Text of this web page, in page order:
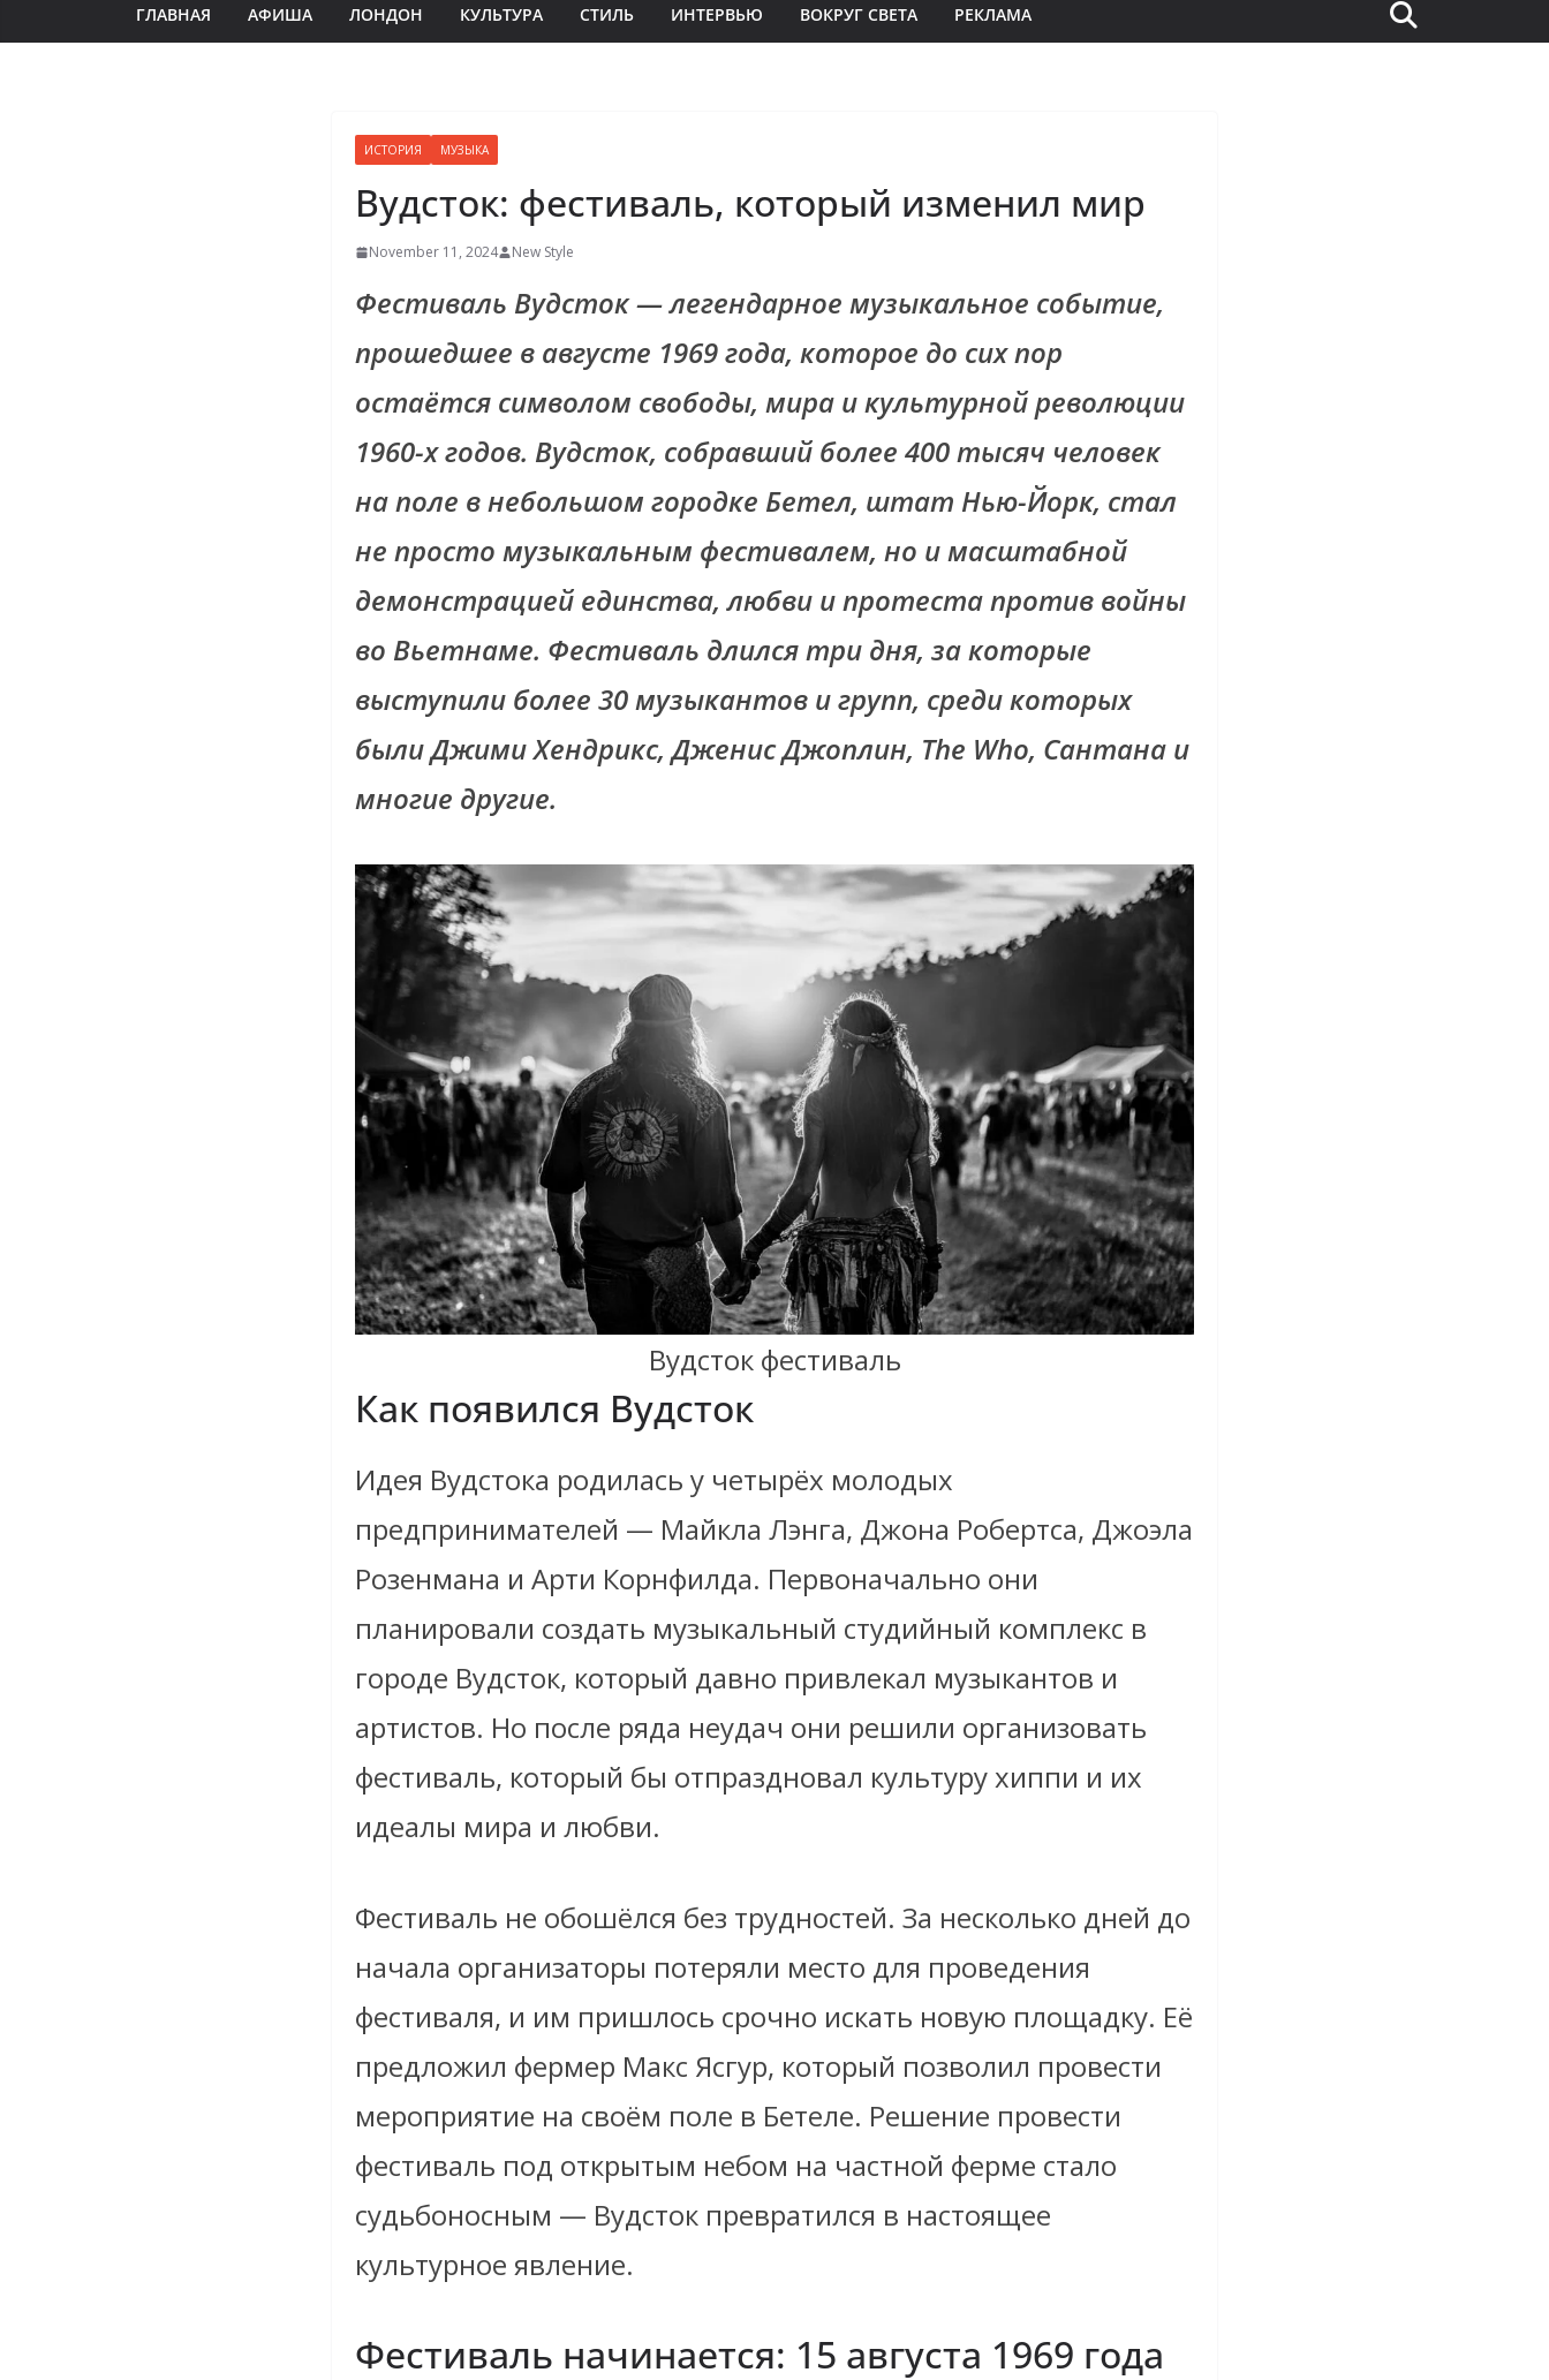
ГЛАВНАЯ АФИША ЛОНДОН КУЛЬТУРА СТИЛЬ ИНТЕРВЬЮ ВОКРУГ СВЕТА РЕКЛАМА
ИСТОРИЯ МУЗЫКА
Вудсток: фестиваль, который изменил мир
November 11, 2024 New Style
Фестиваль Вудсток — легендарное музыкальное событие,
прошедшее в августе 1969 года, которое до сих пор
остаётся символом свободы, мира и культурной революции
1960-х годов. Вудсток, собравший более 400 тысяч человек
на поле в небольшом городке Бетел, штат Нью-Йорк, стал
не просто музыкальным фестивалем, но и масштабной
демонстрацией единства, любви и протеста против войны
во Вьетнаме. Фестиваль длился три дня, за которые
выступили более 30 музыкантов и групп, среди которых
были Джими Хендрикс, Дженис Джоплин, The Who, Сантана и
многие другие.
Вудсток фестиваль
Как появился Вудсток
Идея Вудстока родилась у четырёх молодых
предпринимателей — Майкла Лэнга, Джона Робертса, Джоэла
Розенмана и Арти Корнфилда. Первоначально они
планировали создать музыкальный студийный комплекс в
городе Вудсток, который давно привлекал музыкантов и
артистов. Но после ряда неудач они решили организовать
фестиваль, который бы отпраздновал культуру хиппи и их
идеалы мира и любви.
Фестиваль не обошёлся без трудностей. За несколько дней до
начала организаторы потеряли место для проведения
фестиваля, и им пришлось срочно искать новую площадку. Её
предложил фермер Макс Ясгур, который позволил провести
мероприятие на своём поле в Бетеле. Решение провести
фестиваль под открытым небом на частной ферме стало
судьбоносным — Вудсток превратился в настоящее
культурное явление.
Фестиваль начинается: 15 августа 1969 года